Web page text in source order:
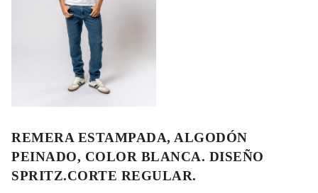
REMERA ESTAMPADA, ALGODÓN
PEINADO, COLOR BLANCA. DISEÑO
SPRITZ.CORTE REGULAR.